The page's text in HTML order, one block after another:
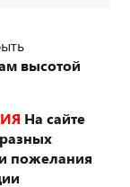
высотой
На сайте
пожелания